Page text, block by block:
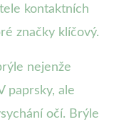
kontaktních
značky klíčový.
nejenže
paprsky, ale
očí. Brýle